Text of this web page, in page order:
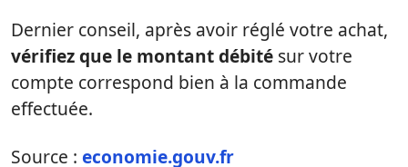
Dernier conseil, après avoir réglé votre achat,
vérifiez que le montant débité sur votre
compte correspond bien à la commande
effectuée.
Source : economie.gouv.fr